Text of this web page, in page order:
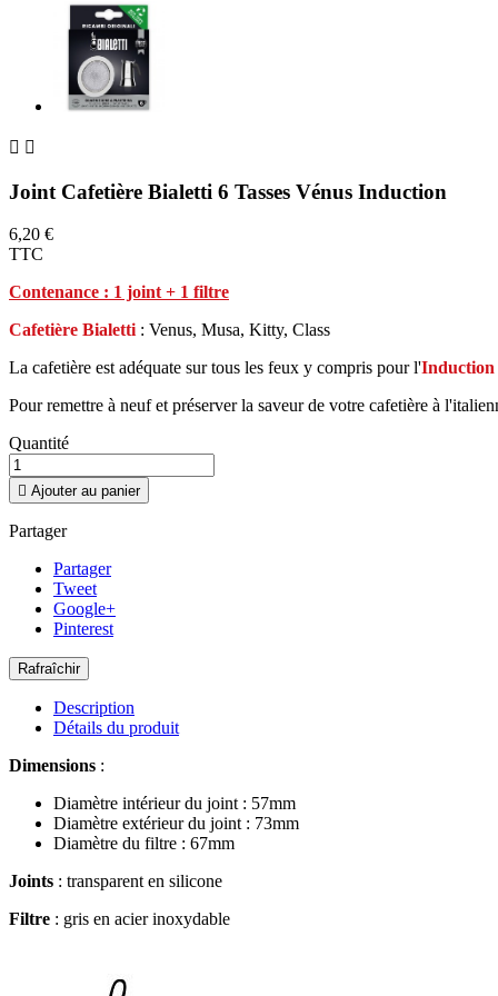
 
Joint Cafetière Bialetti 6 Tasses Vénus Induction
6,20 €
TTC
Contenance : 1 joint + 1 filtre
Cafetière Bialetti: Venus, Musa, Kitty, Class
La cafetière est adéquate sur tous les feux y compris pour l'Induction
Pour remettre à neuf et préserver la saveur de votre cafetière à
Quantité
 Ajouter au panier
Partager
Partager
Tweet
Google+
Pinterest
Description
Détails du produit
Dimensions :
Diamètre intérieur du joint : 57mm
Diamètre extérieur du joint : 73mm
Diamètre du filtre : 67mm
Joints : transparent en silicone
Filtre : gris en acier inoxydable